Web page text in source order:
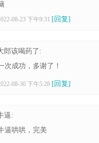
08-23 下午9:31 [回复]
郎该喝药了:
次成功，多谢了！
08-30 下午5:28 [回复]
逼:
逼哄哄，完美